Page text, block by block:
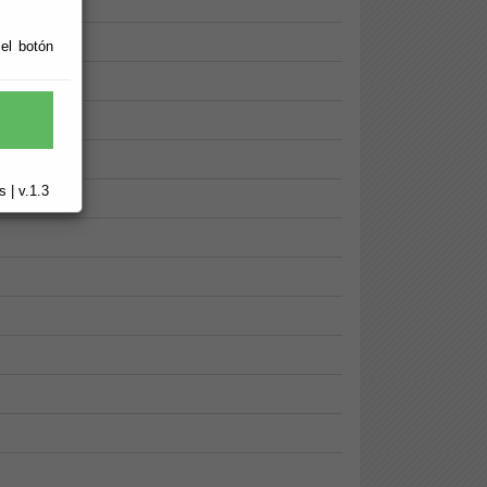
botón
| v.1.3